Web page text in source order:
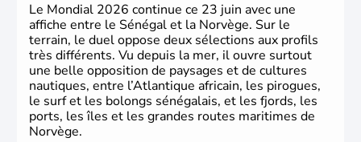
Le Mondial 2026 continue ce 23 juin avec une
affiche entre le Sénégal et la Norvège. Sur le
terrain, le duel oppose deux sélections aux profils
très différents. Vu depuis la mer, il ouvre surtout
une belle opposition de paysages et de cultures
nautiques, entre l’Atlantique africain, les pirogues,
le surf et les bolongs sénégalais, et les fjords, les
ports, les îles et les grandes routes maritimes de
Norvège.